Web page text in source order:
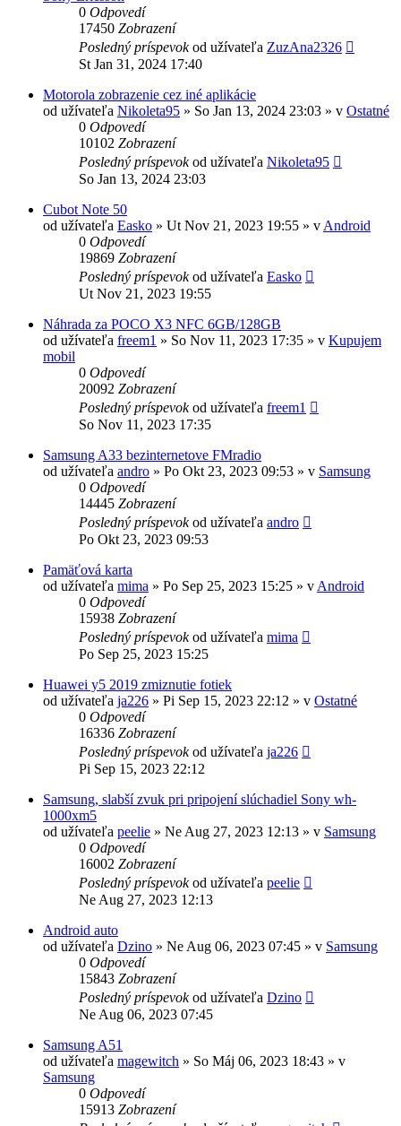
0 Odpovedí
17450 Zobrazení
Posledný príspevokod užívateľa ZuzAna2326
St Jan 31, 2024 17:40
Motorola zobrazenie cez iné aplikácie
od užívateľa Nikoleta95 » So Jan 13, 2024 23:03 » v Ostatné
0 Odpovedí
10102 Zobrazení
Posledný príspevokod užívateľa Nikoleta95
So Jan 13, 2024 23:03
Cubot Note 50
od užívateľa Easko » Ut Nov 21, 2023 19:55 » v Android
0 Odpovedí
19869 Zobrazení
Posledný príspevokod užívateľa Easko
Ut Nov 21, 2023 19:55
Náhrada za POCO X3 NFC 6GB/128GB
od užívateľa freem1 » So Nov 11, 2023 17:35 » v Kupujem
mobil
0 Odpovedí
20092 Zobrazení
Posledný príspevokod užívateľa freem1
So Nov 11, 2023 17:35
Samsung A33 bezinternetove FMradio
od užívateľa andro » Po Okt 23, 2023 09:53 » v Samsung
0 Odpovedí
14445 Zobrazení
Posledný príspevokod užívateľa andro
Po Okt 23, 2023 09:53
Pamäťová karta
od užívateľa mima » Po Sep 25, 2023 15:25 » v Android
0 Odpovedí
15938 Zobrazení
Posledný príspevokod užívateľa mima
Po Sep 25, 2023 15:25
Huawei y5 2019 zmiznutie fotiek
od užívateľa ja226 » Pi Sep 15, 2023 22:12 » v Ostatné
0 Odpovedí
16336 Zobrazení
Posledný príspevokod užívateľa ja226
Pi Sep 15, 2023 22:12
Samsung, slabší zvuk pri pripojení slúchadiel Sony wh-
1000xm5
od užívateľa peelie » Ne Aug 27, 2023 12:13 » v Samsung
0 Odpovedí
16002 Zobrazení
Posledný príspevokod užívateľa peelie
Ne Aug 27, 2023 12:13
Android auto
od užívateľa Dzino » Ne Aug 06, 2023 07:45 » v Samsung
0 Odpovedí
15843 Zobrazení
Posledný príspevokod užívateľa Dzino
Ne Aug 06, 2023 07:45
Samsung A51
od užívateľa magewitch » So Máj 06, 2023 18:43 » v
Samsung
0 Odpovedí
15913 Zobrazení